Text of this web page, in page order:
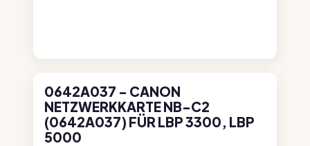
0642A037 - CANON
NETZWERKKARTE NB-C2
(0642A037) FÜR LBP 3300, LBP
5000